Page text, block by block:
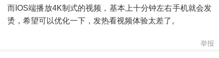
而IOS端播放4K制式的视频，基本上十分钟左右手机就会发
烫，希望可以优化一下，发热看视频体验太差了。
举报